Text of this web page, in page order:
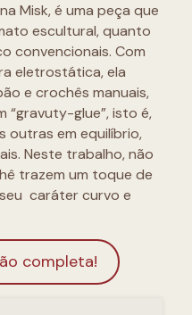
Misk, é uma peça que
escultural, quanto
convencionais. Com
eletrostática, ela
e crochês manuais,
“gravuty-glue”, isto é,
outras em equilíbrio,
Neste trabalho, não
trazem um toque de
caráter curvo e
completa!